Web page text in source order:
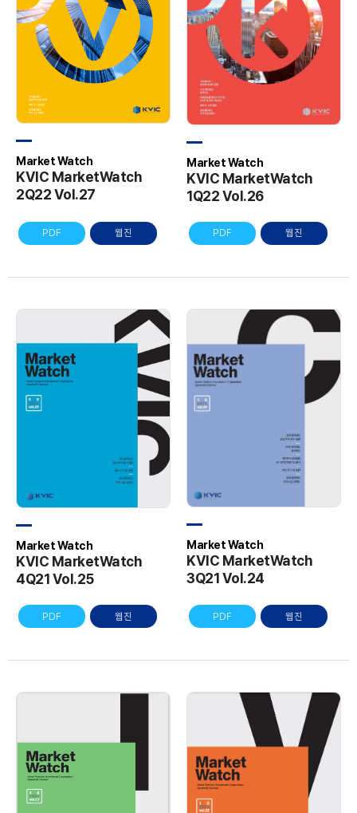
Market Watch
KVIC MarketWatch
2Q22 Vol.27
PDF 웹진
Market Watch
KVIC MarketWatch
1Q22 Vol.26
PDF 웹진
Market Watch
KVIC MarketWatch
4Q21 Vol.25
PDF 웹진
Market Watch
KVIC MarketWatch
3Q21 Vol.24
PDF 웹진